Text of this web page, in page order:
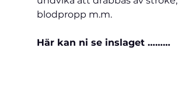
blodpropp m.m.
Här kan ni se inslaget ………